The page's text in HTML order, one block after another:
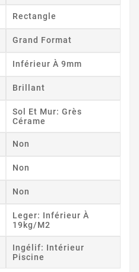
Rectangle
Grand Format
Inférieur À 9mm
Brillant
Sol Et Mur: Grès
Cérame
Non
Non
Non
Leger: Inférieur À
19kg/m2
Ingélif: Intérieur
Piscine